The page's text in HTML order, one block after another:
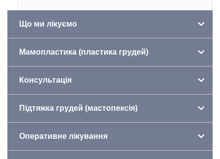
Що ми лікуємо
Мамопластика (пластика грудей)
Консультація
Підтяжка грудей (мастопексія)
Оперативне лікування